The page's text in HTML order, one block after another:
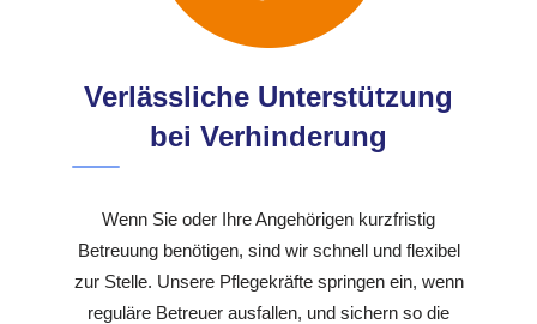
Verlässliche Unterstützung
bei Verhinderung
Wenn Sie oder Ihre Angehörigen kurzfristig
Betreuung benötigen, sind wir schnell und flexibel
zur Stelle. Unsere Pflegekräfte springen ein, wenn
reguläre Betreuer ausfallen, und sichern so die